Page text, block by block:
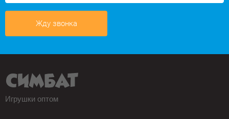
Жду звонка
Игрушки оптом